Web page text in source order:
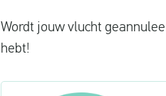
Wordt jouw vlucht
hebt!